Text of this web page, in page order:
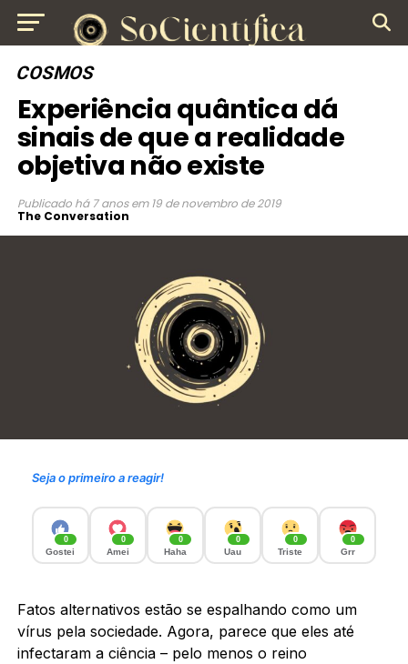
COSMOS
Experiência quântica dá
sinais de que a realidade
objetiva não existe
Publicado há 7 anos em 19 de novembro de 2019
The Conversation
Seja o primeiro a reagir!
0
Gostei
0
Amei
0
Haha
0
Uau
0
Triste
0
Grr
Fatos alternativos estão se espalhando como um
vírus pela sociedade. Agora, parece que eles até
infectaram a ciência – pelo menos o reino